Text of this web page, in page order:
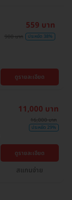
559 บาท
900 บาท ประหยัด 38%
ดูรายละเอียด
11,000 บาท
16,000 บาท
ประหยัด 29%
ดูรายละเอียด
สแกนจ่าย